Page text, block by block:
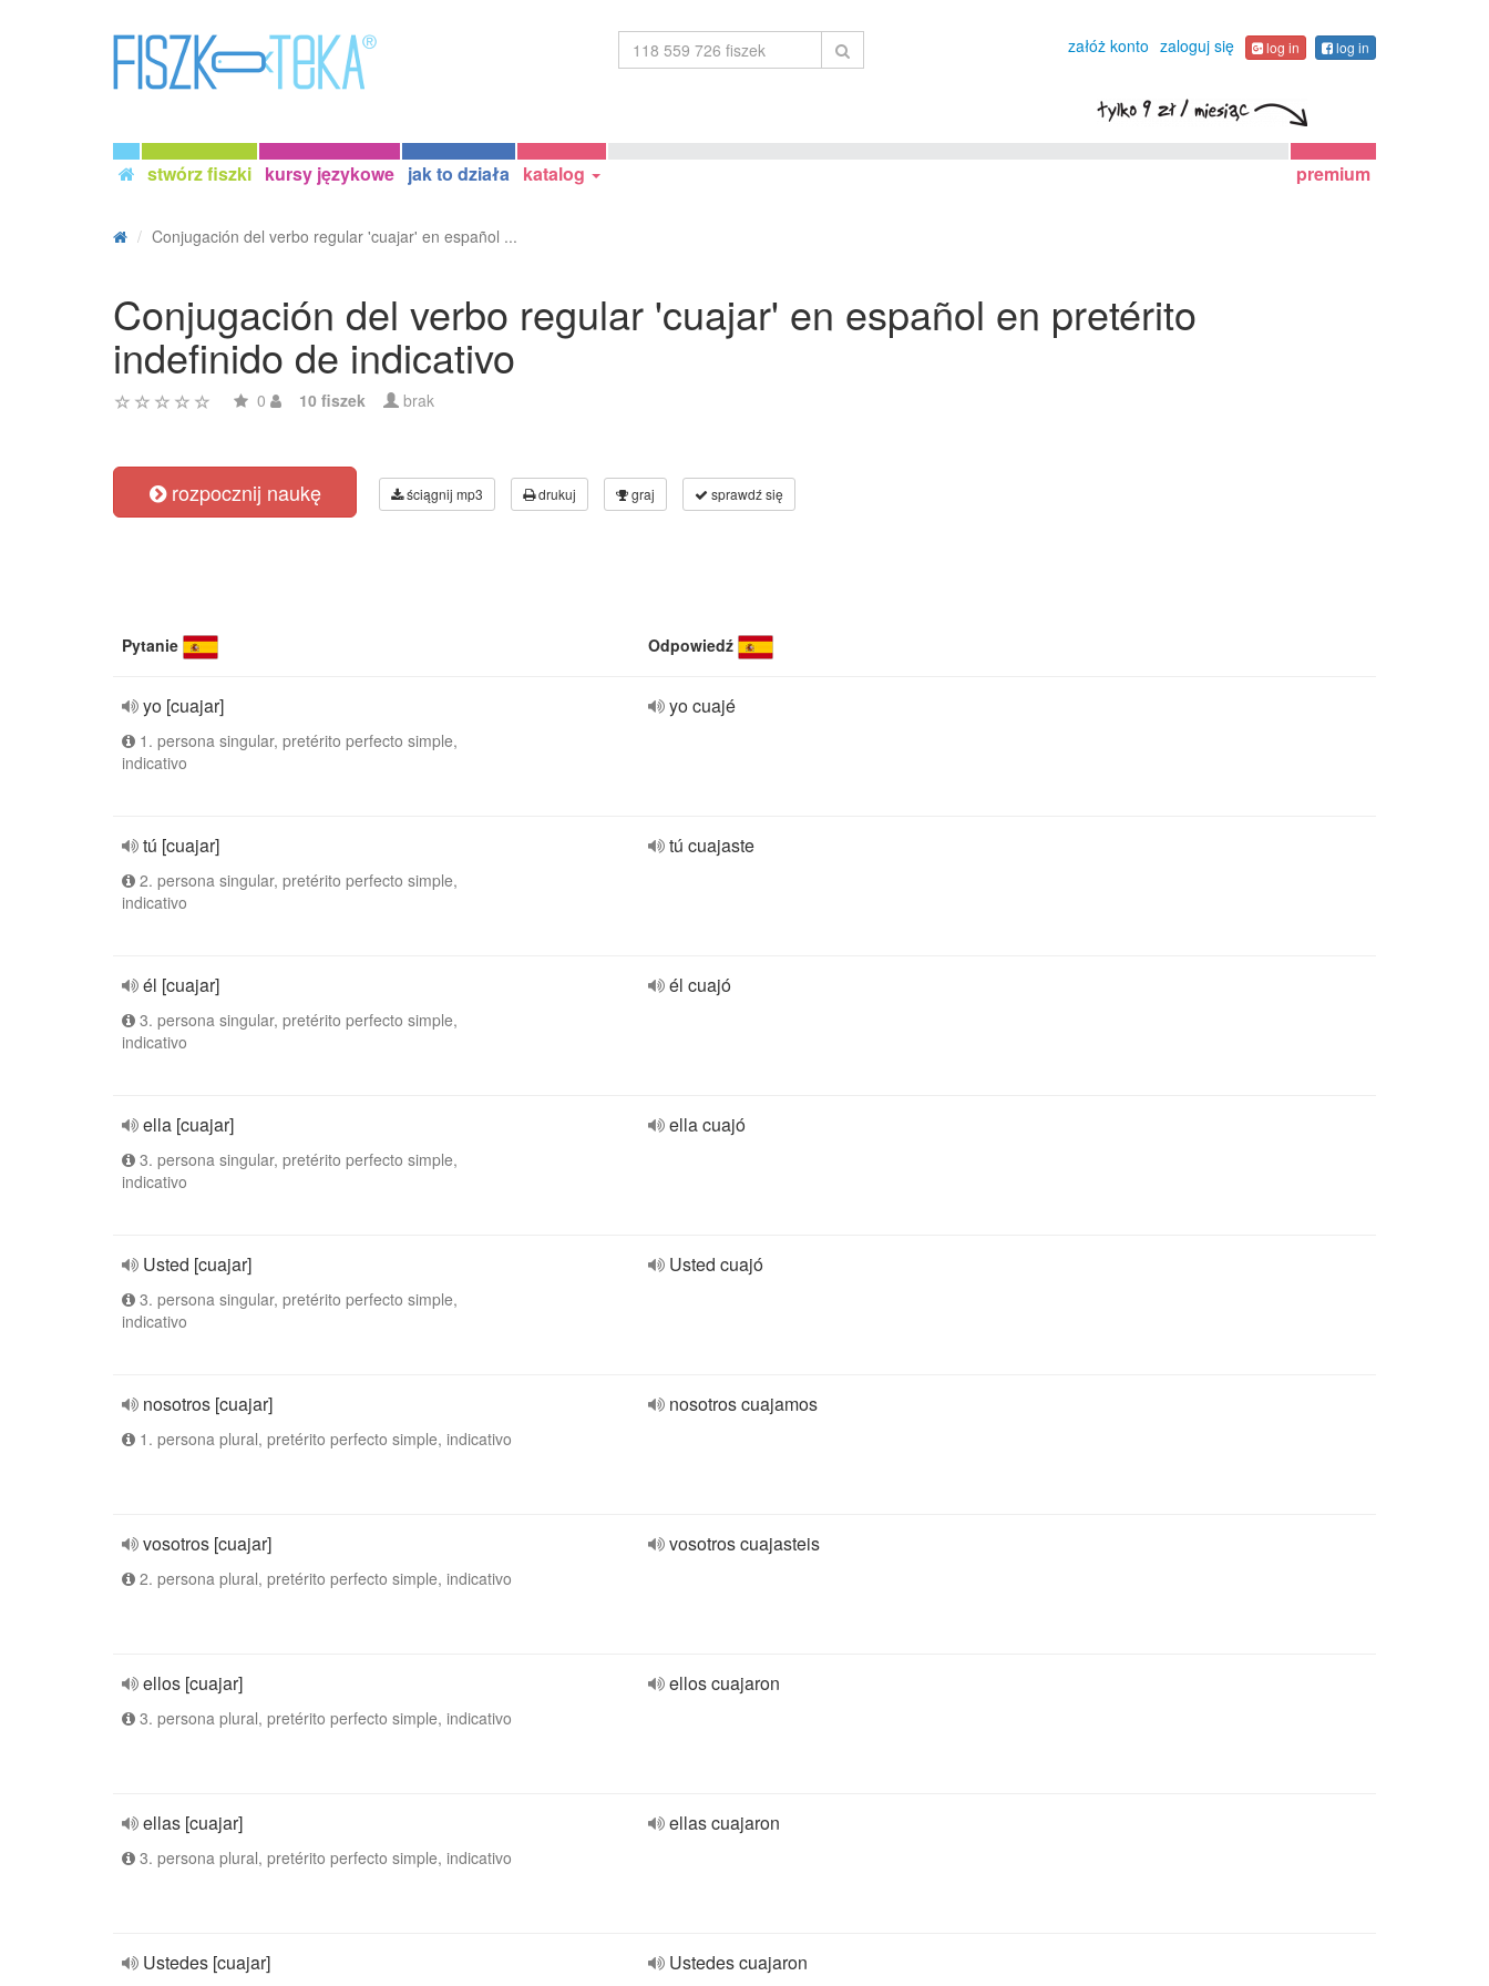
załóż konto zaloguj się log in log in
stwórz fiszki kursy językowe jak to działa katalog premium
Conjugación del verbo regular 'cuajar' en español ...
Conjugación del verbo regular 'cuajar' en español en pretérito
indefinido de indicativo
0 10 fiszek brak
rozpocznij naukę ściągnij mp3 drukuj graj sprawdź się
Pytanie Odpowiedź
yo [cuajar]
1. persona singular, pretérito perfecto simple,
indicativo
yo cuajé
tú [cuajar]
2. persona singular, pretérito perfecto simple,
indicativo
tú cuajaste
él [cuajar]
3. persona singular, pretérito perfecto simple,
indicativo
él cuajó
ella [cuajar]
3. persona singular, pretérito perfecto simple,
indicativo
ella cuajó
Usted [cuajar]
3. persona singular, pretérito perfecto simple,
indicativo
Usted cuajó
nosotros [cuajar]
1. persona plural, pretérito perfecto simple, indicativo
nosotros cuajamos
vosotros [cuajar]
2. persona plural, pretérito perfecto simple, indicativo
vosotros cuajasteis
ellos [cuajar]
3. persona plural, pretérito perfecto simple, indicativo
ellos cuajaron
ellas [cuajar]
3. persona plural, pretérito perfecto simple, indicativo
ellas cuajaron
Ustedes [cuajar] Ustedes cuajaron